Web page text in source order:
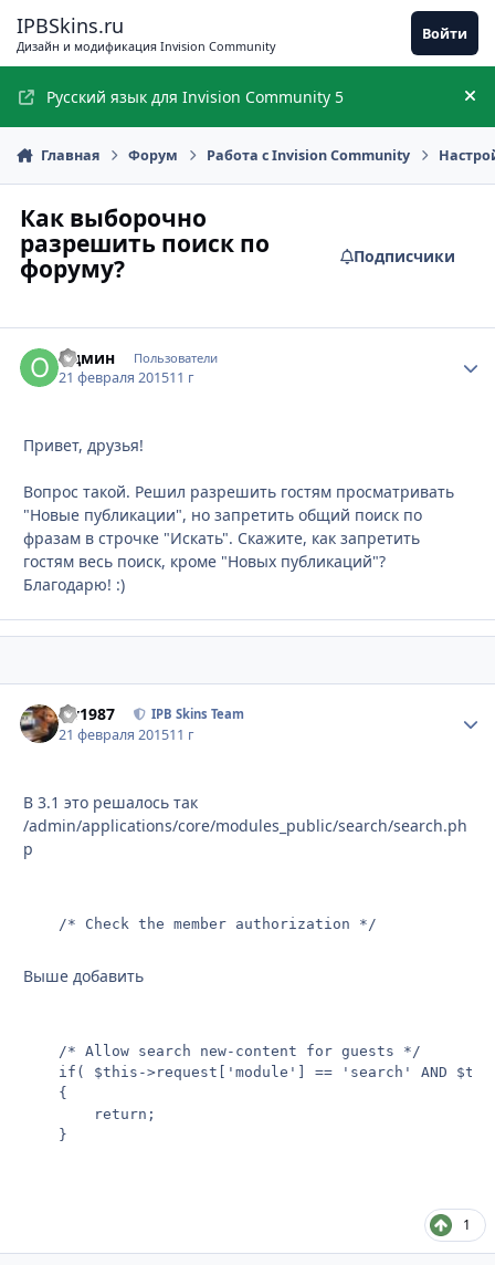
IPBSkins.ru
Дизайн и модификация Invision Community
Войти
Русский язык для Invision Community 5
Главная Форум Работа с Invision Community
Как выборочно
разрешить поиск по
форуму?
Подписчики
Одмин Пользователи
21 февраля 201511 г
Привет, друзья!
Вопрос такой. Решил разрешить гостям просматривать
"Новые публикации", но запретить общий поиск по
фразам в строчке "Искать". Скажите, как запретить
гостям весь поиск, кроме "Новых публикаций"?
Благодарю! :)
siv1987 IPB Skins Team
21 февраля 201511 г
В 3.1 это решалось так
/admin/applications/core/modules_public/search/search.ph
p
Выше добавить
1